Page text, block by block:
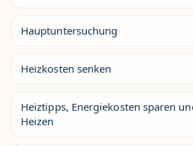
Hauptuntersuchung
Heizkosten senken
Heiztipps, Energiekosten sparen
Heizen